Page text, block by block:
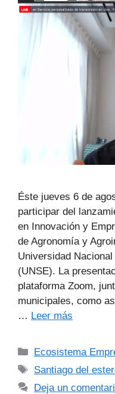
Éste jueves 6 de
participar del
en Innovación y
de Agronomía y
Universidad
(UNSE). La
plataforma Zoom,
municipales, como
… Leer más
Ecosistema
Santiago del
Deja un